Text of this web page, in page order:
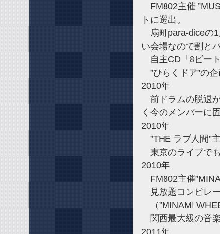
FM802主催
トに選出。
扇町para-diceの1
い会場なので割と
自主CD「8ビー
”ひらくドア”の
2010年
前ドラムの脱退
く今のメンバーに
2010年
”THE ラブ人間”
東京のライブで
2010年
FM802主催
見放題コンピレ
（”MINAMI
関西最大級の音
2011年